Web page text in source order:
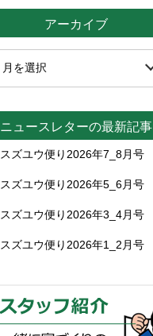
アーカイブ
ニュースレターの最新記事
スズユウ便り2026年7_8月号
スズユウ便り2026年5_6月号
スズユウ便り2026年3_4月号
スズユウ便り2026年1_2月号